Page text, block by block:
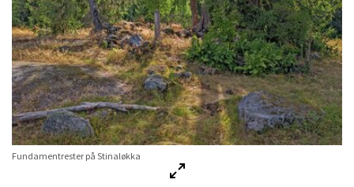
Fundamentrester på Stinaløkka